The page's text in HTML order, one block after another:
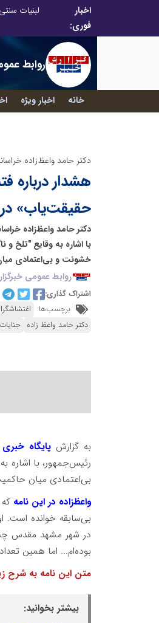
اخبار
فوری:
لبنیات
روابط
خانه اخبار ویژه
دکتر حامد واعظ‌زاده
هشدار درباره
حقیقت‌یاب» در
دکتر حامد واعظ‌زاده
خشونت و بی‌اعتمادی
روابط عمومی
اشتراک گذاری:
برچسب‌ها:
دکتر حامد واعظ زاده
به گزارش پایگاه
بی‌اعتمادی میان
واعظ‌زاده در این نامه
بوده‌ام... اما همین
متن این نامه به شرح
بیشتر بخوانید: